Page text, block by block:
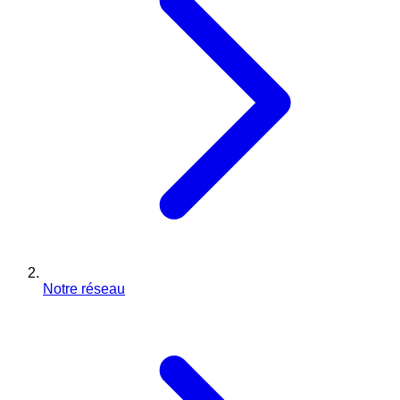
Notre réseau